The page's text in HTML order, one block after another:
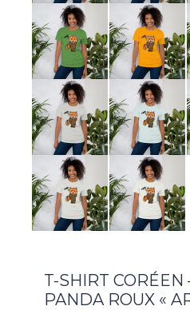
T-SHIRT CORÉEN
PANDA ROUX «